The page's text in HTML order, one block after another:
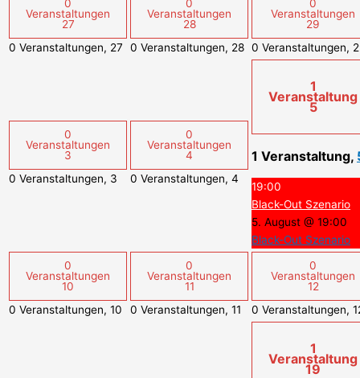
0
Veranstaltungen
27
0 Veranstaltungen, 27
0
Veranstaltungen
28
0 Veranstaltungen, 28
0
Veranstaltungen
29
0 Veranstaltungen,
0
Veranstaltungen
3
0 Veranstaltungen, 3
0
Veranstaltungen
4
0 Veranstaltungen, 4
1
Veranstaltung
5
1 Veranstaltung,
19:00
Black-Out Szenario
5. August @ 19:00
Black-Out Szenario
0
Veranstaltungen
10
0 Veranstaltungen, 10
0
Veranstaltungen
11
0 Veranstaltungen, 11
0
Veranstaltungen
12
0 Veranstaltungen,
1
Veranstaltung
19